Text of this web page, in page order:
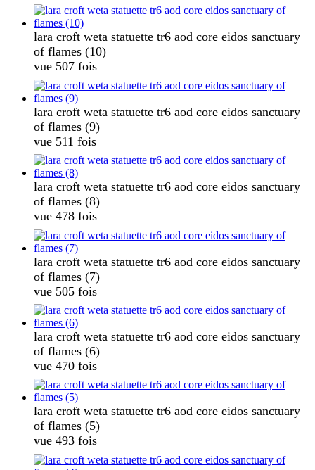
lara croft weta statuette tr6 aod core eidos sanctuary
of flames (10)
vue 507 fois
lara croft weta statuette tr6 aod core eidos sanctuary
of flames (9)
vue 511 fois
lara croft weta statuette tr6 aod core eidos sanctuary
of flames (8)
vue 478 fois
lara croft weta statuette tr6 aod core eidos sanctuary
of flames (7)
vue 505 fois
lara croft weta statuette tr6 aod core eidos sanctuary
of flames (6)
vue 470 fois
lara croft weta statuette tr6 aod core eidos sanctuary
of flames (5)
vue 493 fois